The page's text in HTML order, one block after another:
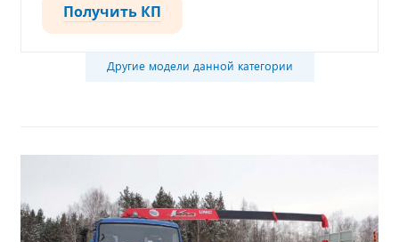
Получить КП
Другие модели данной категории